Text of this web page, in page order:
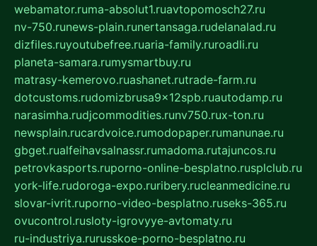
webamator.ruma-absolut1.ruavtopomosch27.ru
nv-750.runews-plain.runertansaga.rudelanalad.ru
dizfiles.ruyoutubefree.ruaria-family.ruroadli.ru
planeta-samara.rumysmartbuy.ru
matrasy-kemerovo.ruashanet.rutrade-farm.ru
dotcustoms.rudomizbrusa9x12spb.ruautodamp.ru
narasimha.rudjcommodities.runv750.rux-ton.ru
newsplain.rucardvoice.rumodopaper.rumanunae.ru
gbget.rualfeihavsalnassr.rumadoma.rutajuncos.ru
petrovkasports.ruporno-online-besplatno.rusplclub.ru
york-life.rudoroga-expo.ruribery.rucleanmedicine.ru
slovar-ivrit.ruporno-video-besplatno.ruseks-365.ru
ovucontrol.rusloty-igrovyye-avtomaty.ru
ru-industriya.rurusskoe-porno-besplatno.ru